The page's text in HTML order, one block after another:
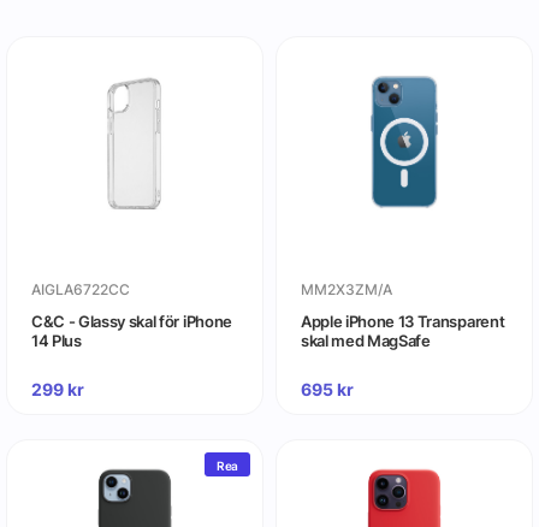
AIGLA6722CC
C&C - Glassy skal för iPhone
14 Plus
299kr
MM2X3ZM/A
Apple iPhone 13 Transparent
skal med MagSafe
695kr
Rea